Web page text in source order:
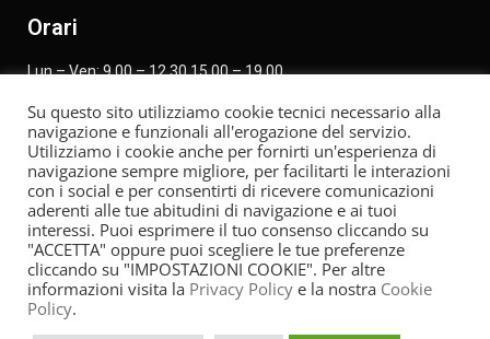
Orari
Lun – Ven: 9.00 – 12.30 15.00 – 19.00
Seguici sui social
IT05124010280 | Credits byPiemonte Communication
Su questo sito utilizziamo cookie tecnici necessario alla
navigazione e funzionali all'erogazione del servizio.
Utilizziamo i cookie anche per fornirti un'esperienza di
navigazione sempre migliore, per facilitarti le interazioni
con i social e per consentirti di ricevere comunicazioni
aderenti alle tue abitudini di navigazione e ai tuoi
interessi. Puoi esprimere il tuo consenso cliccando su
"ACCETTA" oppure puoi scegliere le tue preferenze
cliccando su "IMPOSTAZIONI COOKIE". Per altre
informazioni visita la Privacy Policy e la nostra Cookie
Policy.